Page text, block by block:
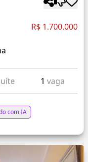
R$ 1.700.000
1 vaga
com IA